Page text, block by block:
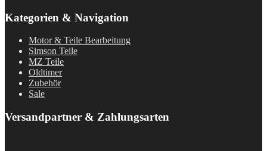
Kategorien & Navigation
Motor & Teile Bearbeitung
Simson Teile
MZ Teile
Oldtimer
Zubehör
Sale
Versandpartner & Zahlungsarten